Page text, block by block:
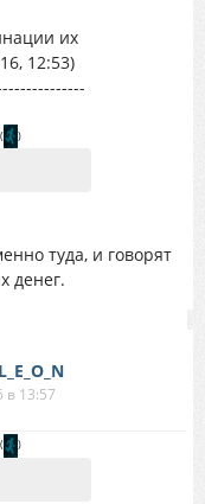
их
12:53)
)
туда, и говорят
денег.
в 13:57
)